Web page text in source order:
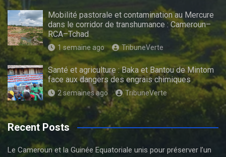
Mobilité pastorale et contamination au Mercure
dans le corridor de transhumance : Cameroun–
RCA–Tchad
1 semaine ago TribuneVerte
Santé et agriculture : Baka et Bantou de Mintom
face aux dangers des engrais chimiques
2 semaines ago TribuneVerte
Recent Posts
Le Cameroun et la Guinée Equatoriale unis pour préserver l’un